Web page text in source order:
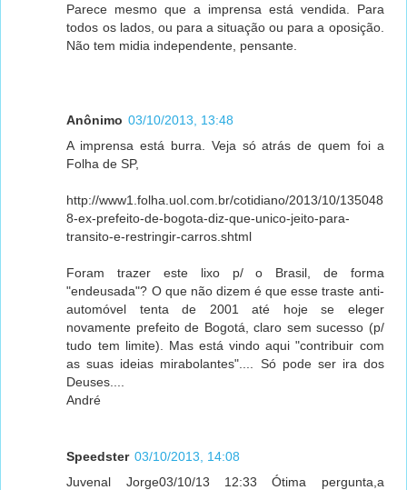
Parece mesmo que a imprensa está vendida. Para
todos os lados, ou para a situação ou para a oposição.
Não tem midia independente, pensante.
Anônimo 03/10/2013, 13:48
A imprensa está burra. Veja só atrás de quem foi a
Folha de SP,
http://www1.folha.uol.com.br/cotidiano/2013/10/135048
8-ex-prefeito-de-bogota-diz-que-unico-jeito-para-
transito-e-restringir-carros.shtml
Foram trazer este lixo p/ o Brasil, de forma
"endeusada"? O que não dizem é que esse traste anti-
automóvel tenta de 2001 até hoje se eleger
novamente prefeito de Bogotá, claro sem sucesso (p/
tudo tem limite). Mas está vindo aqui "contribuir com
as suas ideias mirabolantes".... Só pode ser ira dos
Deuses....
André
Speedster 03/10/2013, 14:08
Juvenal Jorge03/10/13 12:33 Ótima pergunta,a